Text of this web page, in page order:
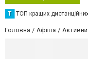
Т ТОП кращих
Головна Афіша